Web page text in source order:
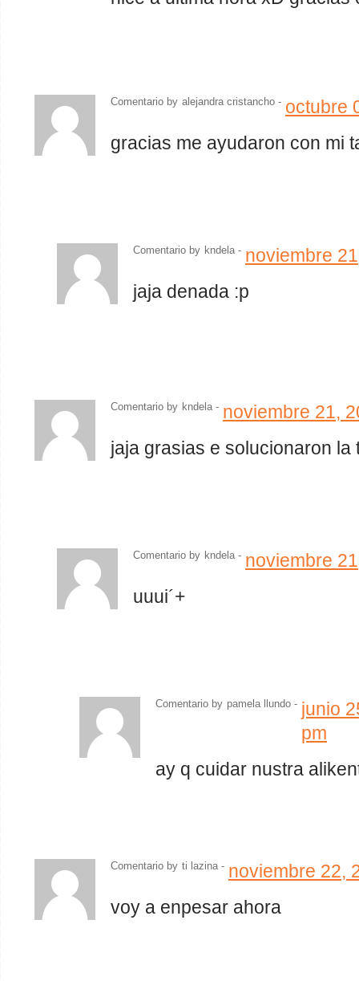
Comentario by alejandra cristancho - octubre
gracias me ayudaron con mi
Comentario by kndela- noviembre
jaja denada :p
Comentario by kndela- noviembre 21,
jaja grasias e solucionaron
Comentario by kndela- noviembre
uuui´+
Comentario by pamela llundo - junio
pm
ay q cuidar nustra
Comentario by ti lazina- noviembre 22,
voy a enpesar ahora